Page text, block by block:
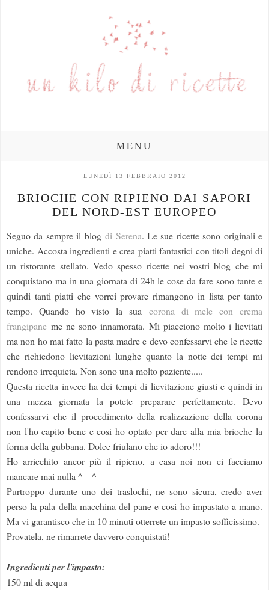
MENU
LUNEDÌ 13 FEBBRAIO 2012
BRIOCHE CON RIPIENO DAI SAPORI
DEL NORD-EST EUROPEO
Seguo da sempre il blogdi Serena. Le sue ricette sono originali e
uniche. Accosta ingredienti e crea piatti fantastici con titoli degni di
un ristorante stellato. Vedo spesso ricette nei vostri blog che mi
conquistano ma in una giornata di 24h le cose da fare sono tante e
quindi tanti piatti che vorrei provare rimangono in lista per tanto
tempo. Quando ho visto la sua corona di mele con crema
frangipane me ne sono innamorata. Mi piacciono molto i lievitati
ma non ho mai fatto la pasta madre e devo confessarvi che le ricette
che richiedono lievitazioni lunghe quanto la notte dei tempi mi
rendono irrequieta. Non sono una molto paziente.....
Questa ricetta invece ha dei tempi di lievitazione giusti e quindi in
una mezza giornata la potete preparare perfettamente. Devo
confessarvi che il procedimento della realizzazione della corona
non l'ho capito bene e cosi ho optato per dare alla mia brioche la
forma della gubbana. Dolce friulano che io adoro!!!
Ho arricchito ancor più il ripieno, a casa noi non ci facciamo
mancare mai nulla ^__^
Purtroppo durante uno dei traslochi, ne sono sicura, credo aver
perso la pala della macchina del pane e cosi ho impastato a mano.
Ma vi garantisco che in 10 minuti otterrete un impasto sofficissimo.
Provatela, ne rimarrete davvero conquistati!
Ingredienti per l'impasto:
150 ml di acqua